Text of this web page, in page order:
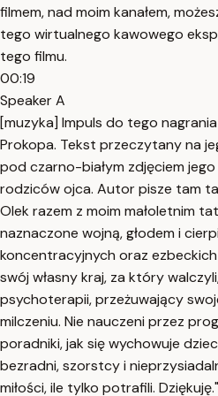
filmem, nad moim kanałem,
tego wirtualnego kawowego
tego filmu.
00:19
Speaker A
[muzyka] Impuls do tego
Prokopa. Tekst przeczytany na
pod czarno-białym zdjęciem
rodziców ojca. Autor pisze tam
Olek razem z moim małoletnim
naznaczone wojną, głodem i
koncentracyjnych oraz
swój własny kraj, za który
psychoterapii, przeżuwający
milczeniu. Nie nauczeni przez
poradniki, jak się wychowuje
bezradni, szorstcy i
miłości, ile tylko potrafili. Dziękuję."